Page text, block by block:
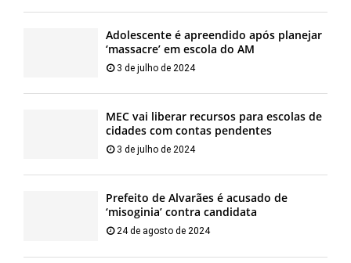
Adolescente é apreendido após planejar
‘massacre’ em escola do AM
3 de julho de 2024
MEC vai liberar recursos para escolas de
cidades com contas pendentes
3 de julho de 2024
Prefeito de Alvarães é acusado de
‘misoginia’ contra candidata
24 de agosto de 2024